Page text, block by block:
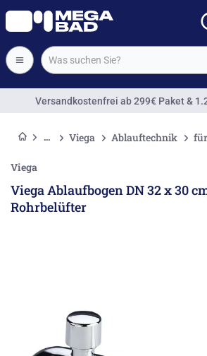
Versandkostenfrei ab 299€ Paket &
Viega Ablauftechnik
Viega
Viega Ablaufbogen DN 32 x 30
Rohrbelüfter